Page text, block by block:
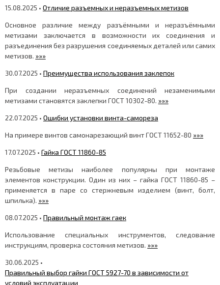
15.08.2025 • Отличие разъемных и неразъемных метизов
Основное различие между разъёмными и неразъёмными
метизами заключается в возможности их соединения и
разъединения без разрушения соединяемых деталей или самих
метизов. »»»
30.07.2025 • Преимущества использования заклепок
При создании неразъемных соединений незаменимыми
метизами становятся заклепки ГОСТ 10302-80. »»»
22.07.2025 • Ошибки установки винта-самореза
На примере винтов самонарезающий винт ГОСТ 11652-80 »»»
17.07.2025 • Гайка ГОСТ 11860-85
Резьбовые метизы наиболее популярны при монтаже
элементов конструкции. Один из них – гайка ГОСТ 11860-85 –
применяется в паре со стержневым изделием (винт, болт,
шпилька). »»»
08.07.2025 • Правильный монтаж гаек
Использование специальных инструментов, следование
инструкциям, проверка состояния метизов. »»»
30.06.2025 •
Правильный выбор гайки ГОСТ 5927-70 в зависимости от
условий эксплуатации